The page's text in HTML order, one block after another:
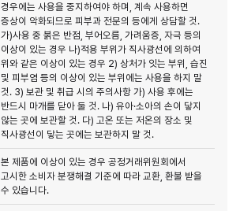
경우에는 사용을 중지하여야 하며, 계속 사용하면
증상이 악화되므로 피부과 전문의 등에게 상담할 것.
가)사용 중 붉은 반점, 부어오름, 가려움증, 자극 등의
이상이 있는 경우 나)적용 부위가 직사광선에 의하여
위와 같은 이상이 있는 경우 2) 상처가 잇는 부위, 습진
및 피부염 등의 이상이 있는 부위에는 사용을 하지 말
것. 3) 보관 및 취급 시의 주의사항 가) 사용 후에는
반드시 마개를 닫아 둘 것. 나) 유아·소아의 손이 닿지
않는 곳에 보관할 것. 다) 고온 또는 저온의 장소 및
직사광선이 닿는 곳에는 보관하지 말 것.
본 제품에 이상이 있는 경우 공정거래위원회에서
고시한 소비자 분쟁해결 기준에 따라 교환, 환불 받을
수 있습니다.